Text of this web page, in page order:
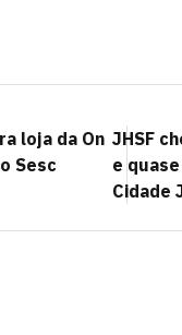
loja da On
Sesc
JHSF
e
Cidade